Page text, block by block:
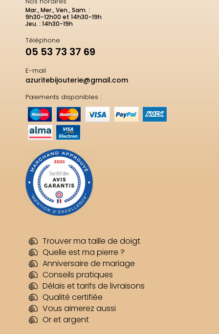
Mar., Mer., Ven., Sam. :
9h30-12h00 et 14h30-19h
Jeu. : 14h30-19h
Téléphone
05 53 73 37 69
E-mail
azuritebijouterie@gmail.com
Paiements disponibles :
Trouver ma taille de doigt
Quelle est ma pierre ?
Anniversaire de mariage
Conseils pratiques
Délais et tarifs de livraisons
Qualité certifiée
Vous aimerez aussi
Or et argent